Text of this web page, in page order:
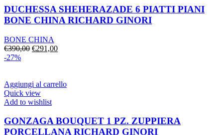
DUCHESSA SHEHERAZADE 6 PIATTI PIANI
BONE CHINA RICHARD GINORI
BONE CHINA
€390,00 Il
€390,00.
€291,00Il
€291,00.
-27%
Aggiungi al carrello
Quick view
Add to wishlist
GONZAGA BOUQUET 1 PZ. ZUPPIERA
PORCELLANA RICHARD GINORI